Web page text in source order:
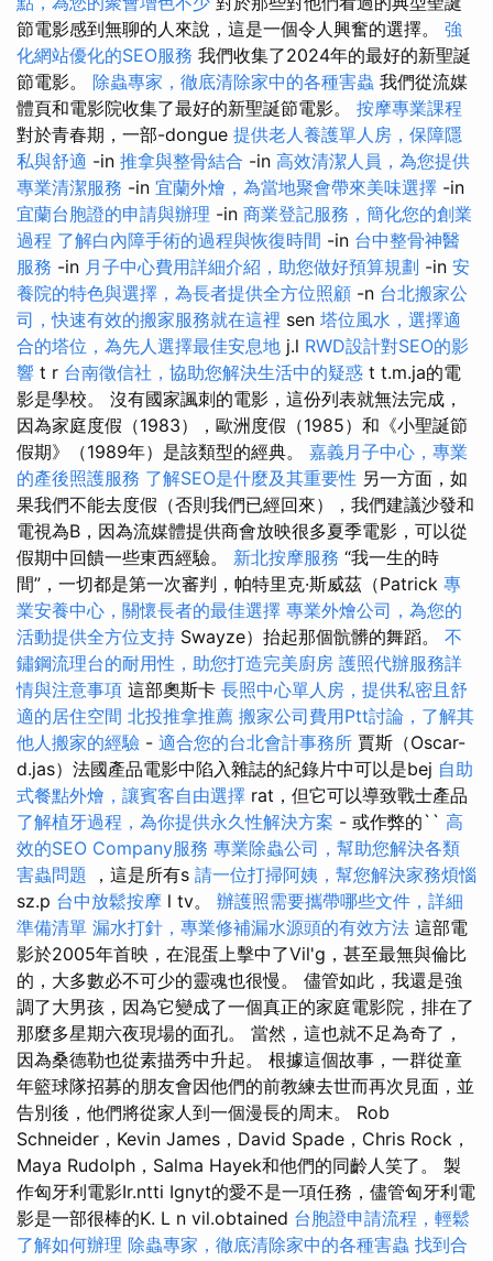
節電影感到無聊的人來說，這是一個令人興奮的選擇。 強
化網站優化的SEO服務 我們收集了2024年的最好的新聖誕
節電影。 除蟲專家，徹底清除家中的各種害蟲 我們從流媒
體頁和電影院收集了最好的新聖誕節電影。 按摩專業課程
對於青春期，一部-dongue 提供老人養護單人房，保障隱
私與舒適 -in 推拿與整骨結合 -in 高效清潔人員，為您提供
專業清潔服務 -in 宜蘭外燴，為當地聚會帶來美味選擇 -in
宜蘭台胞證的申請與辦理 -in 商業登記服務，簡化您的創業
過程 了解白內障手術的過程與恢復時間 -in 台中整骨神醫
服務 -in 月子中心費用詳細介紹，助您做好預算規劃 -in 安
養院的特色與選擇，為長者提供全方位照顧 -n 台北搬家公
司，快速有效的搬家服務就在這裡 sen 塔位風水，選擇適
合的塔位，為先人選擇最佳安息地 j.l RWD設計對SEO的影
響 t r 台南徵信社，協助您解決生活中的疑惑 t t.m.ja的電
影是學校。 沒有國家諷刺的電影，這份列表就無法完成，
因為家庭度假（1983），歐洲度假（1985）和《小聖誕節
假期》（1989年）是該類型的經典。 嘉義月子中心，專業
的產後照護服務 了解SEO是什麼及其重要性 另一方面，如
果我們不能去度假（否則我們已經回來），我們建議沙發和
電視為B，因為流媒體提供商會放映很多夏季電影，可以從
假期中回饋一些東西經驗。 新北按摩服務 “我一生的時
間”，一切都是第一次審判，帕特里克·斯威茲（Patrick 專
業安養中心，關懷長者的最佳選擇 專業外燴公司，為您的
活動提供全方位支持 Swayze）抬起那個骯髒的舞蹈。 不
鏽鋼流理台的耐用性，助您打造完美廚房 護照代辦服務詳
情與注意事項 這部奧斯卡 長照中心單人房，提供私密且舒
適的居住空間 北投推拿推薦 搬家公司費用Ptt討論，了解其
他人搬家的經驗 - 適合您的台北會計事務所 賈斯（Oscar-
d.jas）法國產品電影中陷入雜誌的紀錄片中可以是bej 自助
式餐點外燴，讓賓客自由選擇 rat，但它可以導致戰士產品
了解植牙過程，為你提供永久性解決方案 - 或作弊的`` 高
效的SEO Company服務 專業除蟲公司，幫助您解決各類
害蟲問題 ，這是所有s 請一位打掃阿姨，幫您解決家務煩惱
sz.p 台中放鬆按摩 l tv。 辦護照需要攜帶哪些文件，詳細
準備清單 漏水打針，專業修補漏水源頭的有效方法 這部電
影於2005年首映，在混蛋上擊中了Vil'g，甚至最無與倫比
的，大多數必不可少的靈魂也很慢。 儘管如此，我還是強
調了大男孩，因為它變成了一個真正的家庭電影院，排在了
那麼多星期六夜現場的面孔。 當然，這也就不足為奇了，
因為桑德勒也從素描秀中升起。 根據這個故事，一群從童
年籃球隊招募的朋友會因他們的前教練去世而再次見面，並
告別後，他們將從家人到一個漫長的周末。 Rob
Schneider，Kevin James，David Spade，Chris Rock，
Maya Rudolph，Salma Hayek和他們的同齡人笑了。 製
作匈牙利電影Ir.ntti Ignyt的愛不是一項任務，儘管匈牙利電
影是一部很棒的K. L n vil.obtained 台胞證申請流程，輕鬆
了解如何辦理 除蟲專家，徹底清除家中的各種害蟲 找到合